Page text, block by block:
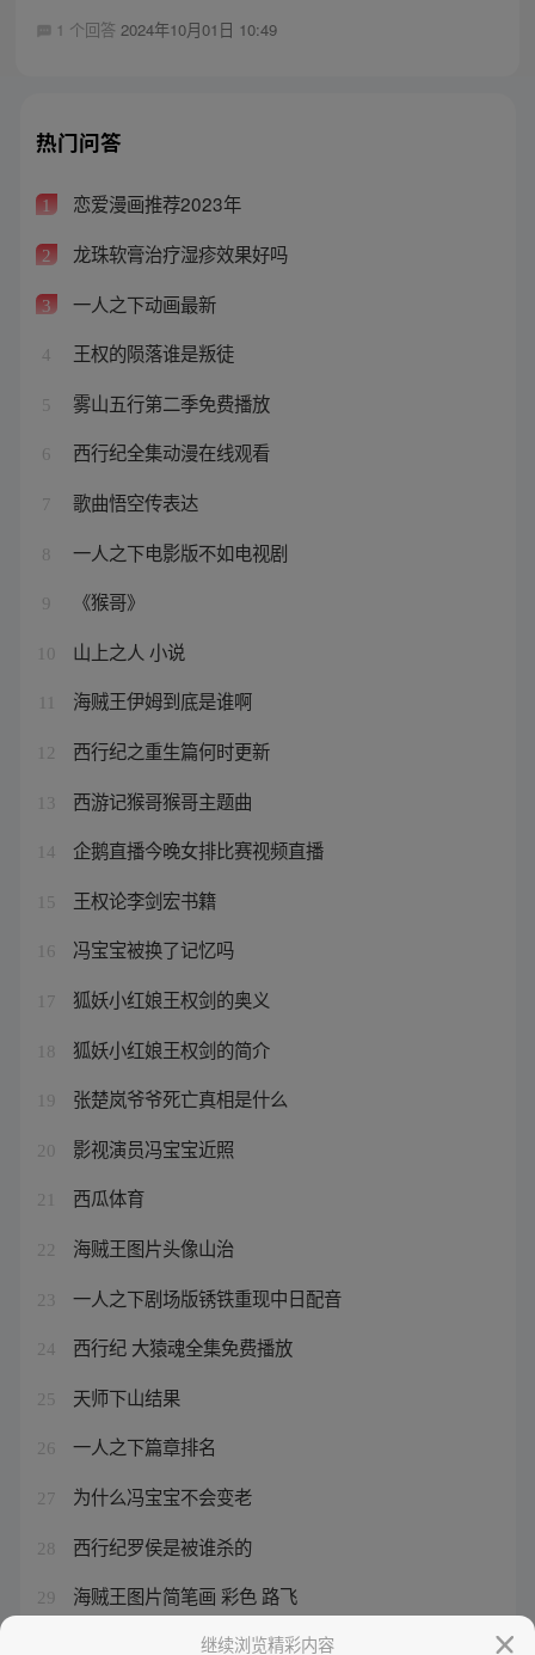
1 个回答 2024年10月01日 10:49
热门问答
1 恋爱漫画推荐2023年
2 龙珠软膏治疗湿疹效果好吗
3 一人之下动画最新
4 王权的陨落谁是叛徒
5 雾山五行第二季免费播放
6 西行纪全集动漫在线观看
7 歌曲悟空传表达
8 一人之下电影版不如电视剧
9 《猴哥》
10 山上之人 小说
海贼王伊姆到底是谁啊
12 西行纪之重生篇何时更新
13 西游记猴哥猴哥主题曲
14 企鹅直播今晚女排比赛视频直播
15 王权论李剑宏书籍
16 冯宝宝被换了记忆吗
17 狐妖小红娘王权剑的奥义
18 狐妖小红娘王权剑的简介
19 张楚岚爷爷死亡真相是什么
20 影视演员冯宝宝近照
21 西瓜体育
22 海贼王图片头像山治
23 一人之下剧场版锈铁重现中日配音
24 西行纪 大猿魂全集免费播放
25 天师下山结果
26 一人之下篇章排名
27 为什么冯宝宝不会变老
28 西行纪罗侯是被谁杀的
29 海贼王图片简笔画 彩色 路飞
张楚岚到底会不会八奇技继续浏览精彩内容